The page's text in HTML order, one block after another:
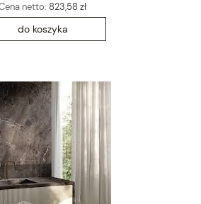
netto: 823,58 zł
do koszyka